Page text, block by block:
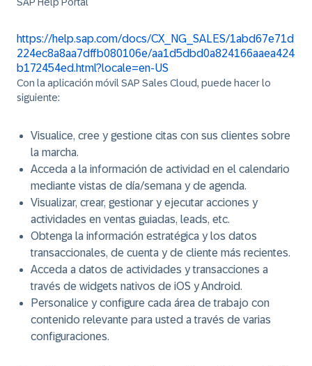
https://help.sap.com/docs/CX_NG_SALES/1abd67e71d
224ec8a8aa7dffb080106e/aa1d5dbd0a824166aaea424
b172454ed.html?locale=en-US
Con la aplicación móvil SAP Sales Cloud, puede hacer lo
siguiente:
Visualice, cree y gestione citas con sus clientes sobre
la marcha.
Acceda a la información de actividad en el calendario
mediante vistas de día/semana y de agenda.
Visualizar, crear, gestionar y ejecutar acciones y
actividades en ventas guiadas, leads, etc.
Obtenga la información estratégica y los datos
transaccionales, de cuenta y de cliente más recientes.
Acceda a datos de actividades y transacciones a
través de widgets nativos de iOS y Android.
Personalice y configure cada área de trabajo con
contenido relevante para usted a través de varias
configuraciones.